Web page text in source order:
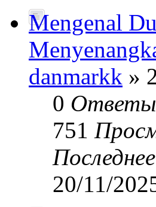
Mengenal
danmarkk »
0 Ответы
751
20/11/